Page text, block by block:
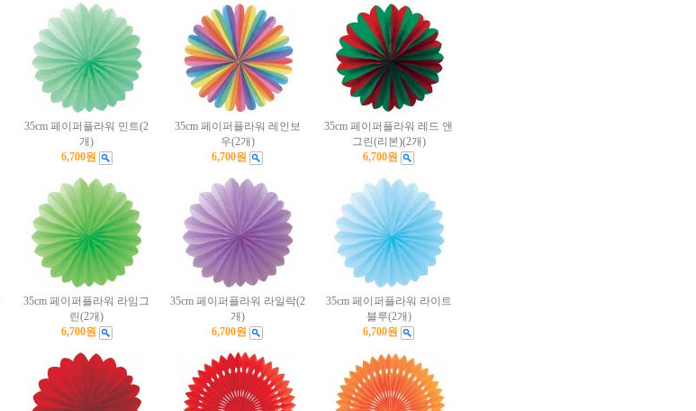
35cm 페이퍼플라워 민트(2
개)
6,700원
35cm 페이퍼플라워 레인보
우(2개)
6,700원
35cm 페이퍼플라워 레드 앤
그린(리본)(2개)
6,700원
35cm 페이퍼플라워 라임그
린(2개)
6,700원
35cm 페이퍼플라워 라일락(2
개)
6,700원
35cm 페이퍼플라워 라이트
블루(2개)
6,700원